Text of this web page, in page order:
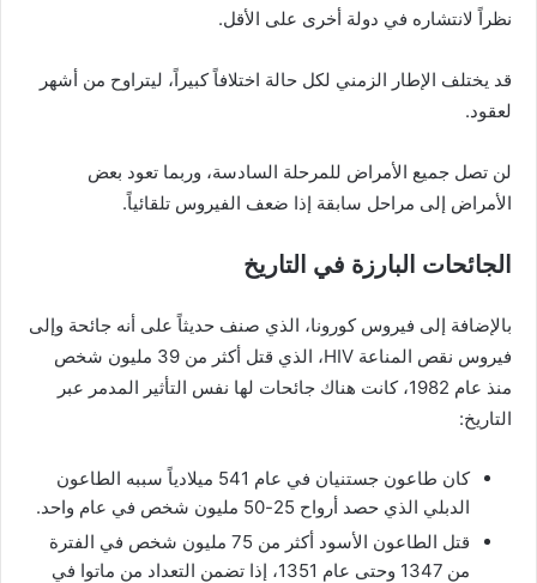
نظراً لانتشاره في دولة أخرى على الأقل.
قد يختلف الإطار الزمني لكل حالة اختلافاً كبيراً، ليتراوح من أشهر
لعقود.
لن تصل جميع الأمراض للمرحلة السادسة، وربما تعود بعض
الأمراض إلى مراحل سابقة إذا ضعف الفيروس تلقائياً.
الجائحات البارزة في التاريخ
بالإضافة إلى فيروس كورونا، الذي صنف حديثاً على أنه جائحة وإلى
فيروس نقص المناعة HIV، الذي قتل أكثر من 39 مليون شخص
منذ عام 1982، كانت هناك جائحات لها نفس التأثير المدمر عبر
التاريخ:
كان طاعون جستنيان في عام 541 ميلادياً سببه الطاعون
الدبلي الذي حصد أرواح 25-50 مليون شخص في عام واحد.
قتل الطاعون الأسود أكثر من 75 مليون شخص في الفترة
من 1347 وحتى عام 1351، إذا تضمن التعداد من ماتوا في